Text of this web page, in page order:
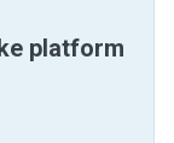
platform